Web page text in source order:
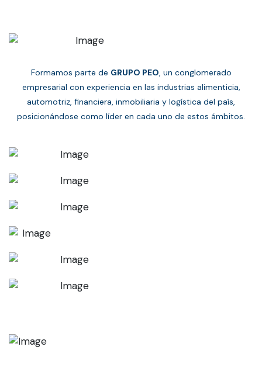
Formamos parte de GRUPO PEO, un conglomerado
empresarial con experiencia en las industrias alimenticia,
automotriz, financiera, inmobiliaria y logística del país,
posicionándose como líder en cada uno de estos ámbitos.